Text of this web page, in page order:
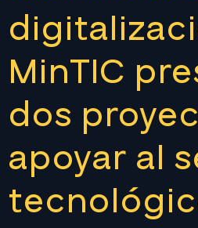
MinTIC
dos
apoyar al